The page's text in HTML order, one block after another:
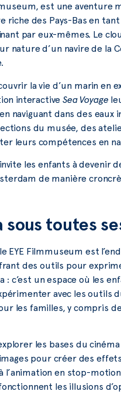
est une aventure
riche des Pays-Bas en
par eux-mêmes. Le
nature d’un navire de la
la vie d’un marin en
interactiveSea Voyage
naviguant dans des eaux
du musée, des
leurs compétences en
les enfants à devenir
de manière
sous toutes
Filmmuseum est
des outils pour
c’est un espace où les
avec les outils
les familles, y compris
les bases du cinéma
pour créer des
l’animation en stop-
les illusions